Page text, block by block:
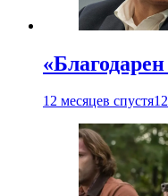
12 месяцев спустя